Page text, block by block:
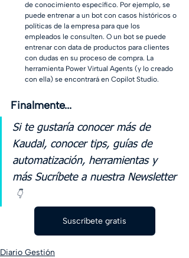
de conocimiento específico. Por ejemplo, se
puede entrenar a un bot con casos históricos o
políticas de la empresa para que los
empleados le consulten. O un bot se puede
entrenar con data de productos para clientes
con dudas en su proceso de compra. La
herramienta Power Virtual Agents (y lo creado
con ella) se encontrará en Copilot Studio.
Finalmente...
Si te gustaría conocer más de
Kaudal, conocer tips, guías de
automatización, herramientas y
más Sucríbete a nuestra Newsletter
👇
Suscríbete gratis
Diario Gestión